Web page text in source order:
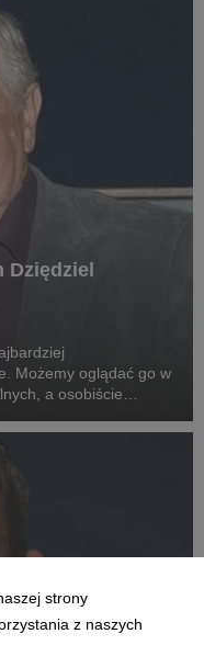
Dziędziel
Możemy oglądać go w
a osobiście
strony
z naszych